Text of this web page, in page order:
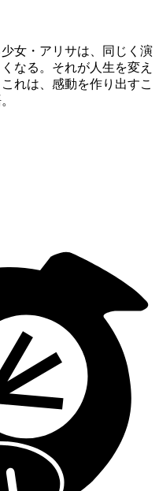
女・アリサは、同じく演
なる。それが人生を変え
れは、感動を作り出すこ